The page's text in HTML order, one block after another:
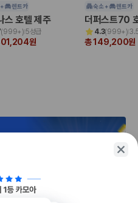
묻는 질문
서 어떻게 하나요?
면 제주도 렌트카 업체별 가격, 차종,
께 비교할 수 있나요?
링크
렌트카
스 호텔 제주
(999+)5성급
원
숙소 + 렌트카
더퍼스트70
4.3(999+)
총 149,200원